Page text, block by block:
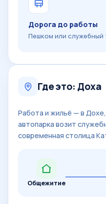
Дорога до работы
Пешком или
Где это: Доха
Работа и жильё — в
автопарка возит
современная столица
Общежитие